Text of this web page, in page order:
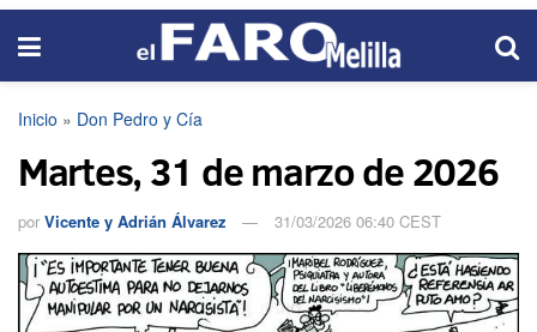
Inicio » Don Pedro y Cía
Martes, 31 de marzo de 2026
por Vicente y Adrián Álvarez 31/03/2026 06:40 CEST